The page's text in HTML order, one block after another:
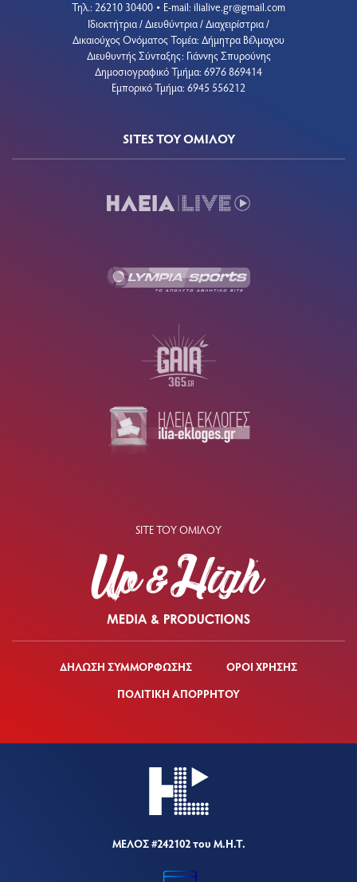
Τηλ.: 26210 30400 • E-mail: ilialive.gr@gmail.com
Ιδιοκτήτρια / Διευθύντρια / Διαχειρίστρια /
Δικαιούχος Ονόματος Τομέα: Δήμητρα Βέλμαχου
Διευθυντής Σύνταξης: Γιάννης Σπυρούνης
Δημοσιογραφικό Τμήμα: 6976 869414
Εμπορικό Τμήμα: 6945 556212
SITES ΤΟΥ ΟΜΙΛΟΥ
SITE ΤΟΥ ΟΜΙΛΟΥ
ΔΗΛΩΣΗ ΣΥΜΜΟΡΦΩΣΗΣ
ΟΡΟΙ ΧΡΗΣΗΣ
ΠΟΛΙΤΙΚΗ ΑΠΟΡΡΗΤΟΥ
ΜΕΛΟΣ #242102 του Μ.Η.Τ.